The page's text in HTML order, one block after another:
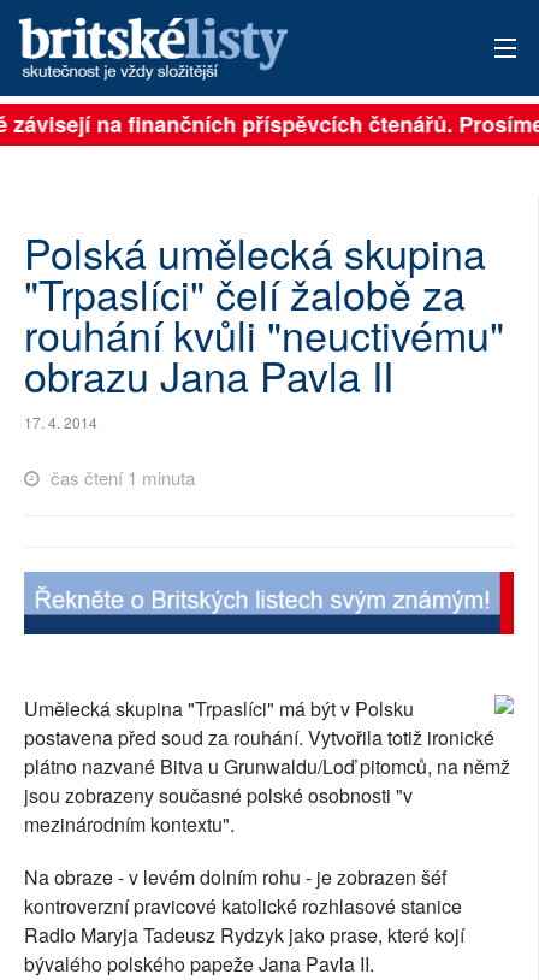
PŘIHLÁSIT
ARCHIV
ROZHOVORY
TÉMATA
SOCIÁLNÍ SÍTĚ
na finančních příspěvcích čtenářů.
Polská umělecká skupina
"Trpaslíci" čelí žalobě za
rouhání kvůli "neuctivému"
obrazu Jana Pavla II
17. 4. 2014
čas čtení 1 minuta
Umělecká skupina "Trpaslíci" má být v Polsku
postavena před soud za rouhání. Vytvořila totiž ironické
plátno nazvané Bitva u Grunwaldu/Loď pitomců, na němž
jsou zobrazeny současné polské osobnosti "v
mezinárodním kontextu".
Na obraze - v levém dolním rohu - je zobrazen šéf
kontroverzní pravicové katolické rozhlasové stanice
Radio Maryja Tadeusz Rydzyk jako prase, které kojí
bývalého polského papeže Jana Pavla II.